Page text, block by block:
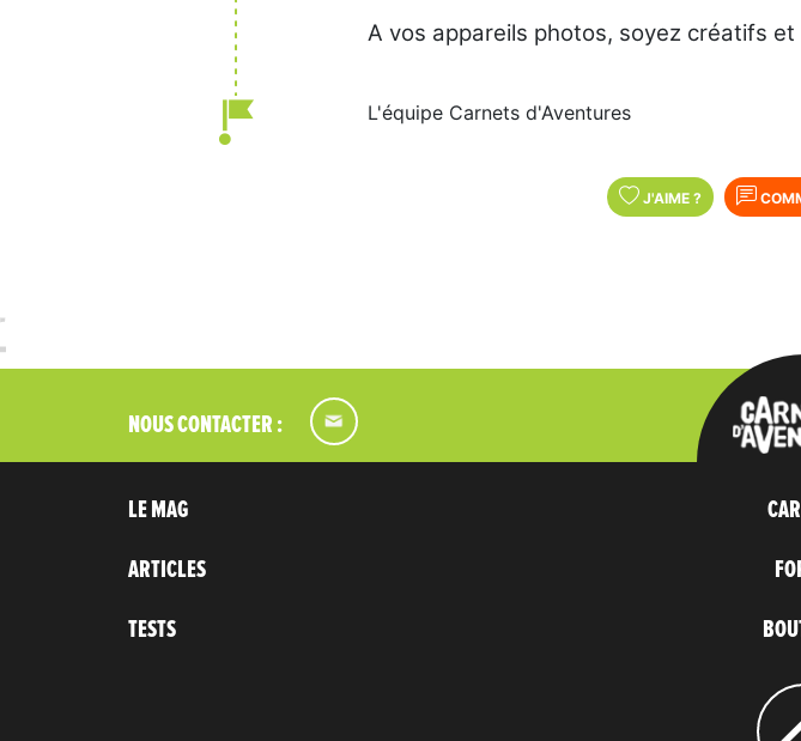
A vos appareils photos, soyez créatifs et
L'équipe Carnets d'Aventures
J'AIME ?
NOUS CONTACTER :
LE MAG
ARTICLES
TESTS